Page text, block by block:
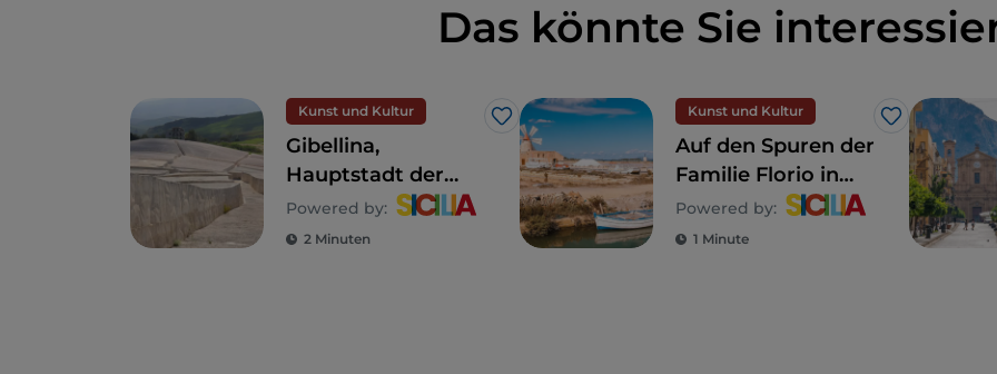
Das könnte Sie
Kunst und Kultur
Like
Gibellina,
Hauptstadt der
zeitgenössischen
Kunst 2026
Powered by:
2 Minuten
Kunst und Kultur
Like
Auf den Spuren der
Familie Florio in
Sizilien
Powered by:
1 Minute